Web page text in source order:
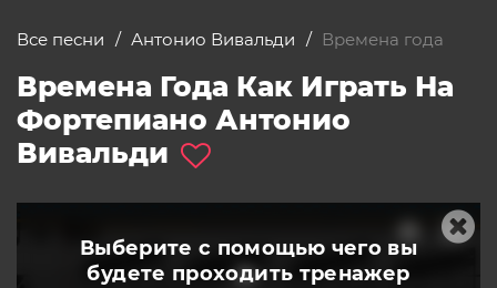
Все песни Антонио Вивальди Времена года
Времена Года Как Играть На
Фортепиано Антонио
Вивальди
Выберите с помощью чего вы
будете проходить тренажер